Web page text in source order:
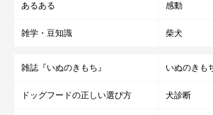
あるある 感動
雑学・豆知識 柴犬
雑誌『いぬのきもち』 いぬのきも
ドッグフードの正しい選び方 犬診断